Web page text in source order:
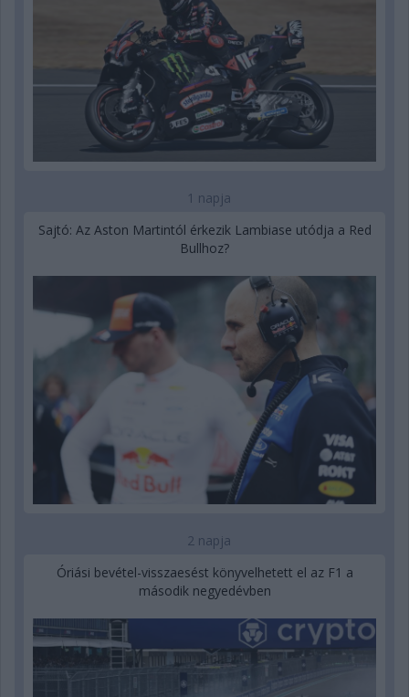
1 napja
Sajtó: Az Aston Martintól érkezik Lambiase utódja a Red
Bullhoz?
2 napja
Óriási bevétel-visszaesést könyvelhetett el az F1 a
második negyedévben